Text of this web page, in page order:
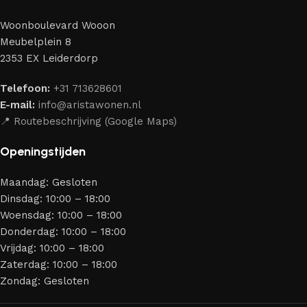
Ons assortiment bestaat uit producten van betrouwbare
merken die al jarenlang hun vakmanschap en eerlijkheid
bewijzen. Al onze leveranciers garanderen meubels van
aantrekkelijk design en optimale veiligheid — zodat je
jarenlang kunt genieten van jouw interieur.
Woonboulevard Wooon
Meubelplein 8
2353 EX Leiderdorp
Telefoon: +31 713628601
E-mail: info@aristawonen.nl
📍 Routebeschrijving (Google Maps)
Openingstijden
Maandag: Gesloten
Dinsdag: 10:00 – 18:00
Woensdag: 10:00 – 18:00
Donderdag: 10:00 – 18:00
Vrijdag: 10:00 – 18:00
Zaterdag: 10:00 – 18:00
Zondag: Gesloten